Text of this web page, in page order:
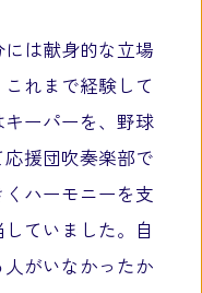
は献身的な立場
れまで経験して
ーパーを、野球
援団吹奏楽部で
ハーモニーを支
ていました。自
がいなかったか